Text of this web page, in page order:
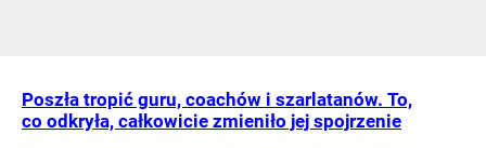
Poszła tropić guru, coachów i szarlatanów. To,
co odkryła, całkowicie zmieniło jej spojrzenie